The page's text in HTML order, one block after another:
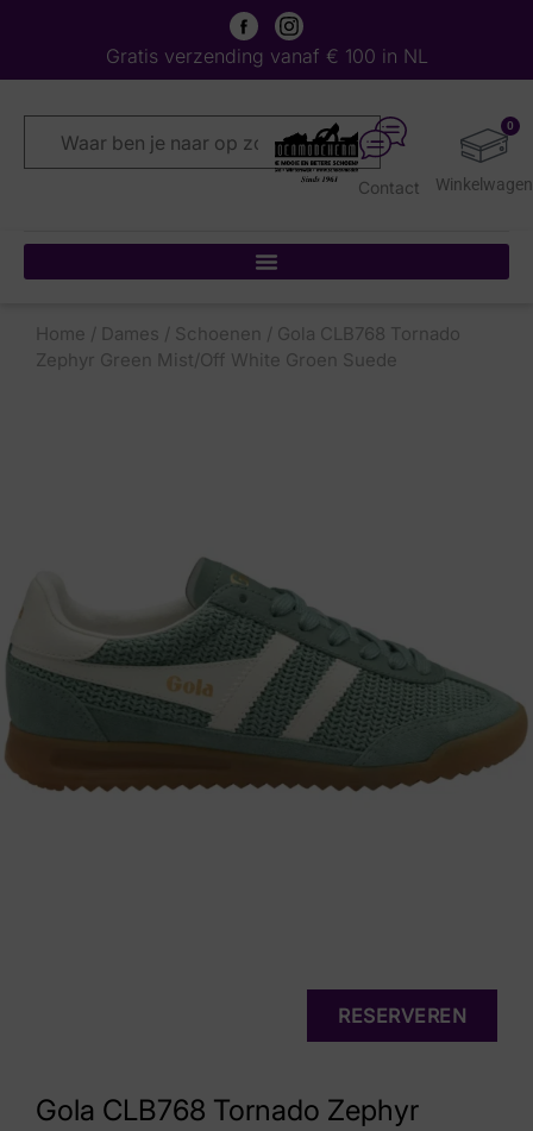
Gratis verzending vanaf € 100 in NL
0
Contact
Home / Dames / Schoenen / Gola CLB768 Tornado
Zephyr Green Mist/Off White Groen Suede
Gola CLB768 Tornado Zephyr
RESERVEREN